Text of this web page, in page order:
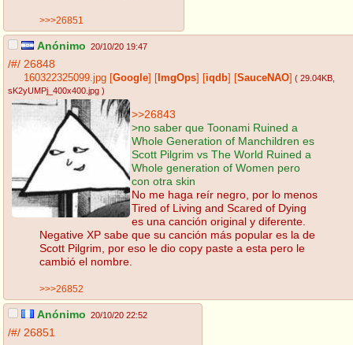
>>>26851
Anónimo 20/10/20 19:47
/#/ 26848
160322325099.jpg Google ImgOps iqdb SauceNAO ( 29.04KB
sK2yUMPj_400x400.jpg )
>>26843
>no saber que Toonami Ruined a
Whole Generation of Manchildren es
Scott Pilgrim vs The World Ruined a
Whole generation of Women pero
con otra skin
No me haga reír negro, por lo menos
Tired of Living and Scared of Dying
es una canción original y diferente.
Negative XP sabe que su canción más popular es la de
Scott Pilgrim, por eso le dio copy paste a esta pero le
cambió el nombre.
>>>26852
Anónimo 20/10/20 22:52
/#/ 26851